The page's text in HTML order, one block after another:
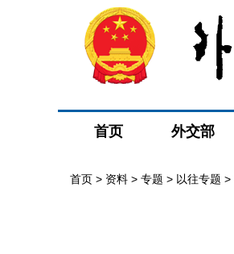
首页 外交部
首页 > 资料 > 专题 > 以往专题 >